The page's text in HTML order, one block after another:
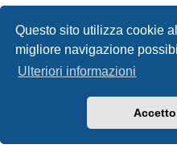
Questo sito utilizza cookie
migliore navigazione
Ulteriori informazioni
Accetto